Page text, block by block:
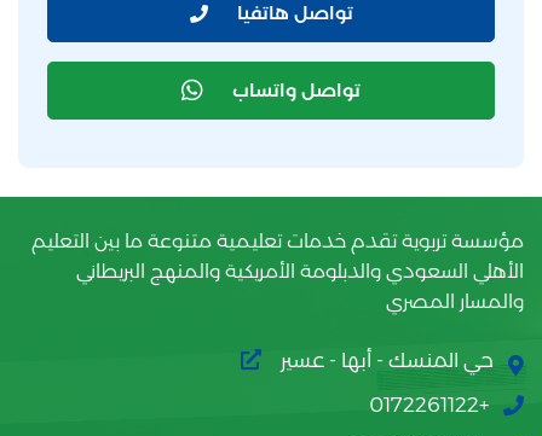
تواصل هاتفيا
تواصل واتساب
مؤسسة تربوية تقدم خدمات تعليمية متنوعة ما بين التعليم
الأهلي السعودي والدبلومة الأمريكية والمنهج البريطاني
والمسار المصري
حي المنسك - أبها - عسير
+0172261122